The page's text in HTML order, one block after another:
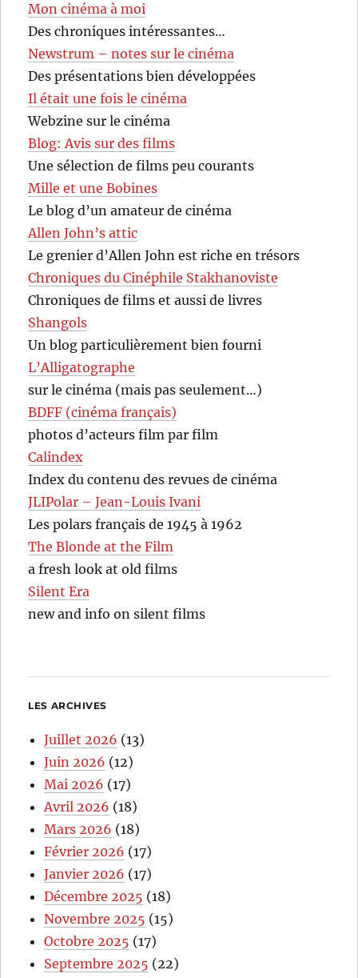
Mon cinéma à moi
Des chroniques intéressantes…
Newstrum – notes sur le cinéma
Des présentations bien développées
Il était une fois le cinéma
Webzine sur le cinéma
Blog: Avis sur des films
Une sélection de films peu courants
Mille et une Bobines
Le blog d’un amateur de cinéma
Allen John’s attic
Le grenier d’Allen John est riche en trésors
Chroniques du Cinéphile Stakhanoviste
Chroniques de films et aussi de livres
Shangols
Un blog particulièrement bien fourni
L’Alligatographe
sur le cinéma (mais pas seulement…)
BDFF (cinéma français)
photos d’acteurs film par film
Calindex
Index du contenu des revues de cinéma
JLIPolar – Jean-Louis Ivani
Les polars français de 1945 à 1962
The Blonde at the Film
a fresh look at old films
Silent Era
new and info on silent films
LES ARCHIVES
Juillet 2026 (13)
Juin 2026 (12)
Mai 2026 (17)
Avril 2026 (18)
Mars 2026 (18)
Février 2026 (17)
Janvier 2026 (17)
Décembre 2025 (18)
Novembre 2025 (15)
Octobre 2025 (17)
Septembre 2025 (22)